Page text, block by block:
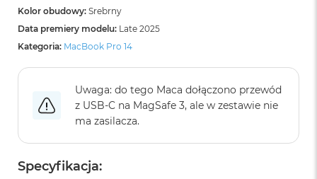
Kolor obudowy: Srebrny
Data premiery modelu: Late 2025
Kategoria: MacBook Pro 14
Uwaga: do tego Maca dołączono przewód
z USB‑C na MagSafe 3, ale w zestawie nie
ma zasilacza.
Specyfikacja: